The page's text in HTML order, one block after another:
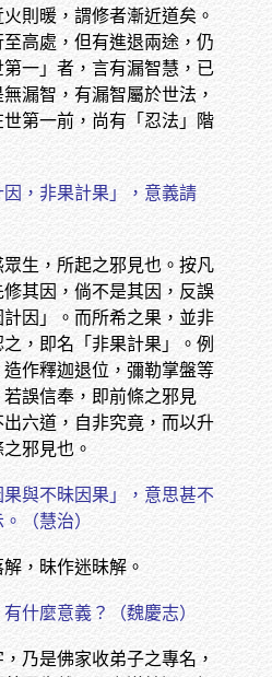
則暖，謂修者漸近道矣。
至高處，但有進退兩途，仍
一」者，言有漏智慧，已
漏智，有漏智屬於世法，
第一前，尚有「忍法」階
因，非果計果」，意義請
生，所起之邪見也。按凡
其因，倘不是其因，反誤
因」。而所希之果，並非
，即名「非果計果」。例
作釋迦退位，彌勒掌盤等
誤信奉，即前條之邪見
六道，自非究竟，而以升
邪見也。
果與不昧因果」，意思甚不
（慧治）
，昧作迷昧解。
什麼意義？（魏慶志）
乃是佛家收弟子之專名，